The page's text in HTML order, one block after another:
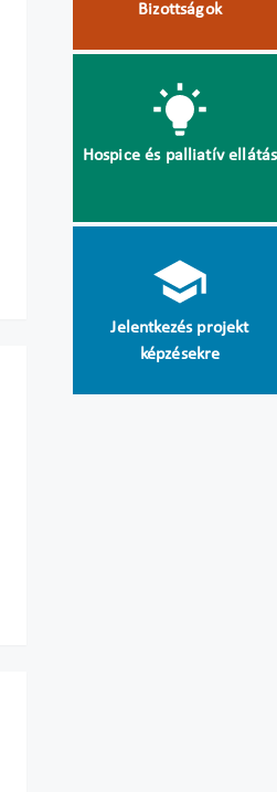
Bizottságok
Hospice és palliatív ellátás
Jelentkezés projekt
képzésekre